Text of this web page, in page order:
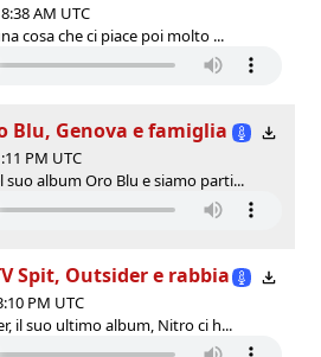
AM UTC
cosa che ci piace poi molto ...
Blu, Genova e famiglia
PM UTC
suo album Oro Blu e siamo parti...
Spit, Outsider e rabbia
PM UTC
il suo ultimo album, Nitro ci h...